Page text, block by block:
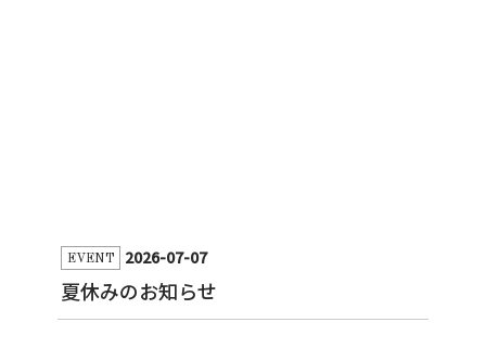
EVENT 2026-07-07
夏休みのお知らせ